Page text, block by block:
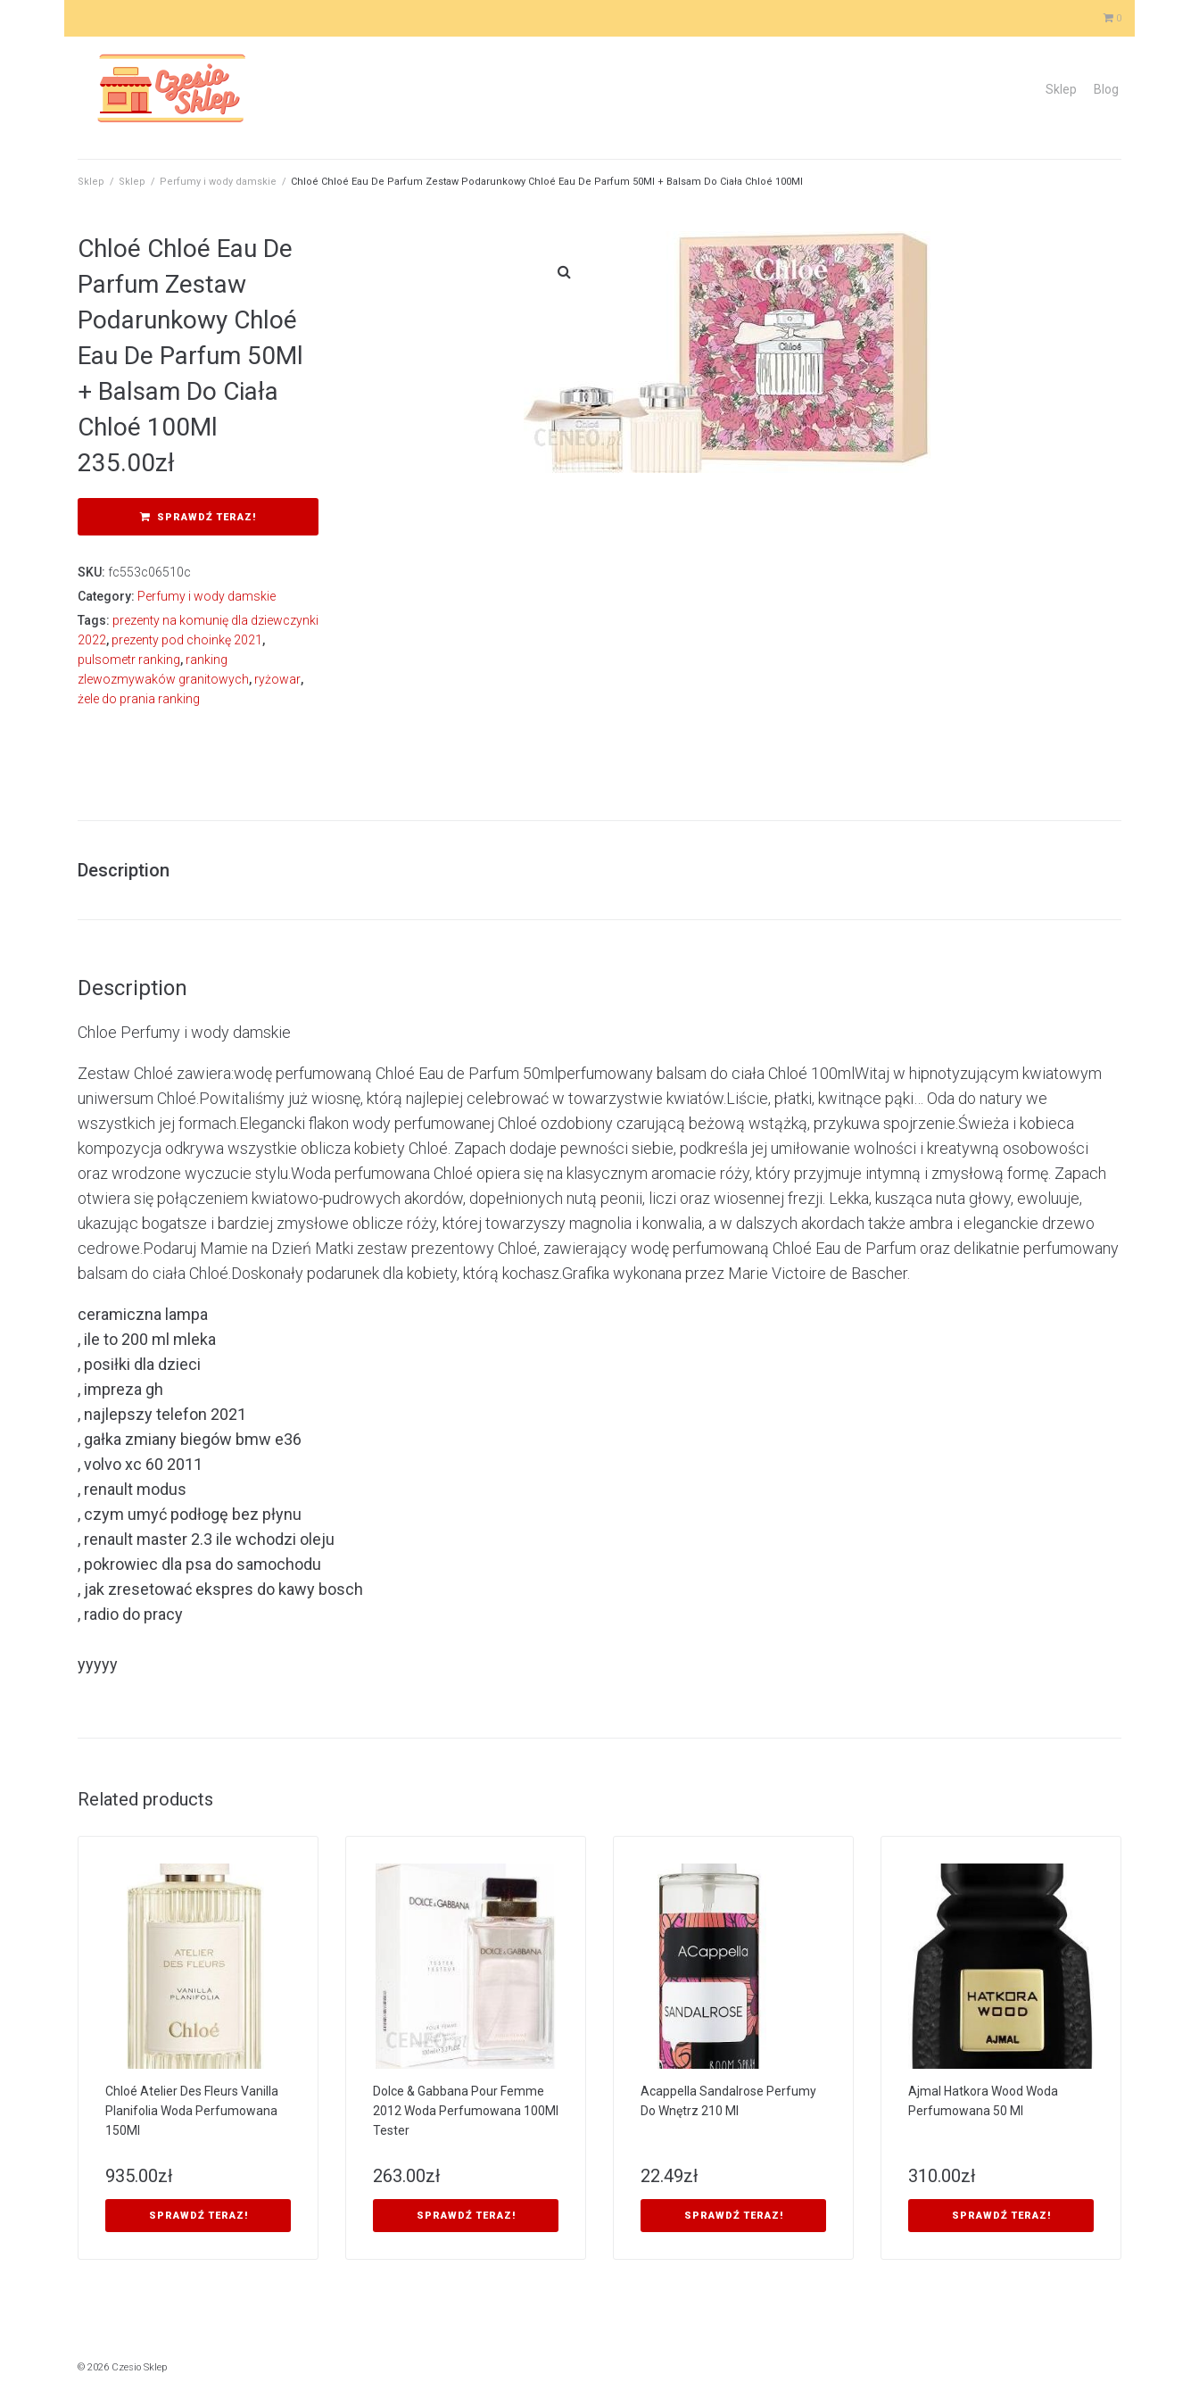
0
Sklep Blog
Sklep / Sklep / Perfumy i wody damskie / Chloé Chloé Eau De Parfum Zestaw Podarunkowy Chloé Eau De Parfum 50Ml + Balsam Do Ciała Chloé 100Ml
Chloé Chloé Eau De
Parfum Zestaw
Podarunkowy Chloé
Eau De Parfum 50Ml
+ Balsam Do Ciała
Chloé 100Ml
235.00zł
SPRAWDŹ TERAZ!
SKU: fc553c06510c
Category: Perfumy i wody damskie
Tags: prezenty na komunię dla dziewczynki
2022, prezenty pod choinkę 2021 ,
pulsometr ranking, ranking
zlewozmywaków granitowych, ryżowar,
żele do prania ranking
Description
Description
Chloe Perfumy i wody damskie
Zestaw Chloé zawiera:wodę perfumowaną Chloé Eau de Parfum 50mlperfumowany balsam do ciała Chloé 100mlWitaj w hipnotyzującym kwiatowym
uniwersum Chloé.Powitaliśmy już wiosnę, którą najlepiej celebrować w towarzystwie kwiatów.Liście, płatki, kwitnące pąki… Oda do natury we
wszystkich jej formach.Elegancki flakon wody perfumowanej Chloé ozdobiony czarującą beżową wstążką, przykuwa spojrzenie.Świeża i kobieca
kompozycja odkrywa wszystkie oblicza kobiety Chloé. Zapach dodaje pewności siebie, podkreśla jej umiłowanie wolności i kreatywną osobowości
oraz wrodzone wyczucie stylu.Woda perfumowana Chloé opiera się na klasycznym aromacie róży, który przyjmuje intymną i zmysłową formę. Zapach
otwiera się połączeniem kwiatowo-pudrowych akordów, dopełnionych nutą peonii, liczi oraz wiosennej frezji. Lekka, kusząca nuta głowy, ewoluuje,
ukazując bogatsze i bardziej zmysłowe oblicze róży, której towarzyszy magnolia i konwalia, a w dalszych akordach także ambra i eleganckie drzewo
cedrowe.Podaruj Mamie na Dzień Matki zestaw prezentowy Chloé, zawierający wodę perfumowaną Chloé Eau de Parfum oraz delikatnie perfumowany
balsam do ciała Chloé.Doskonały podarunek dla kobiety, którą kochasz.Grafika wykonana przez Marie Victoire de Bascher.
ceramiczna lampa
, ile to 200 ml mleka
, posiłki dla dzieci
, impreza gh
, najlepszy telefon 2021
, gałka zmiany biegów bmw e36
, volvo xc 60 2011
, renault modus
, czym umyć podłogę bez płynu
, renault master 2.3 ile wchodzi oleju
, pokrowiec dla psa do samochodu
, jak zresetować ekspres do kawy bosch
, radio do pracy
yyyyy
Related products
Chloé Atelier Des Fleurs Vanilla
Planifolia Woda Perfumowana
150Ml
935.00zł
SPRAWDŹ TERAZ!
Dolce & Gabbana Pour Femme
2012 Woda Perfumowana 100Ml
Tester
263.00zł
SPRAWDŹ TERAZ!
Acappella Sandalrose Perfumy
Do Wnętrz 210 Ml
22.49zł
SPRAWDŹ TERAZ!
Ajmal Hatkora Wood Woda
Perfumowana 50 Ml
310.00zł
SPRAWDŹ TERAZ!
© 2026 Czesio Sklep